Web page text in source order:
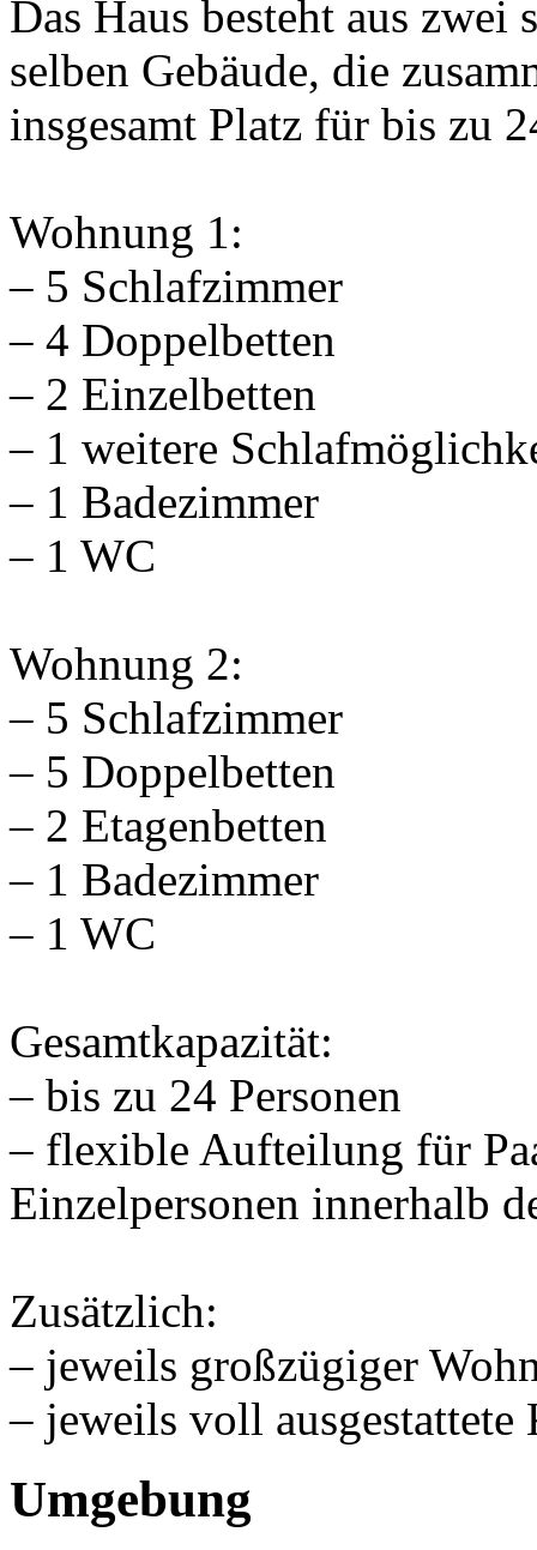
Das Haus besteht aus zwei
selben Gebäude, die
insgesamt Platz für bis zu
Wohnung 1:
– 5 Schlafzimmer
– 4 Doppelbetten
– 2 Einzelbetten
– 1 weitere
– 1 Badezimmer
– 1 WC
Wohnung 2:
– 5 Schlafzimmer
– 5 Doppelbetten
– 2 Etagenbetten
– 1 Badezimmer
– 1 WC
Gesamtkapazität:
– bis zu 24 Personen
– flexible Aufteilung für
Einzelpersonen innerhalb
Zusätzlich:
– jeweils großzügiger
– jeweils voll
Umgebung